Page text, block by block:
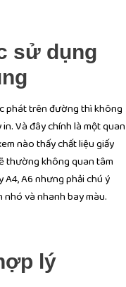
sử dụng
phát trên đường thì không
Và đây chính là một quan
nào thấy chất liệu giấy
thường không quan tâm
A6 nhưng phải chú ý
và nhanh bay màu.
lý